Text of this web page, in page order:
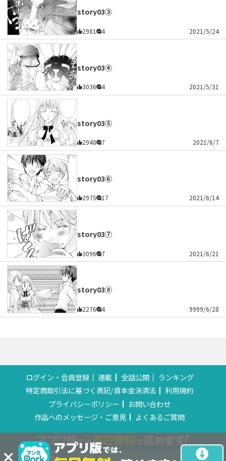
story03③
2981 4 2021/5/24
story03④
3036 4 2021/5/31
story03⑤
2948 7 2021/6/7
story03⑥
2975 17 2021/6/14
story03⑦
3096 7 2021/6/21
story03⑧
2276 4 9999/6/28
ログイン・会員登録 連載 全話公開
ランキング
特定商取引法に基づく表記/資本金決済法
利用規約
プライバシーポリシー
お問い合わせ
作品へのメッセージ・ご意見
よくあるご質問